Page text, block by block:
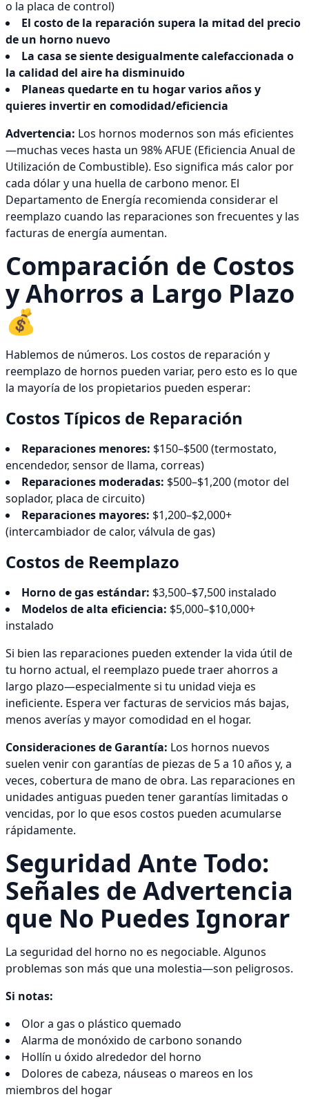
o la placa de control)
El costo de la reparación supera la mitad del precio
de un horno nuevo
La casa se siente desigualmente calefaccionada o
la calidad del aire ha disminuido
Planeas quedarte en tu hogar varios años y
quieres invertir en comodidad/eficiencia
Advertencia: Los hornos modernos son más eficientes
—muchas veces hasta un 98% AFUE (Eficiencia Anual de
Utilización de Combustible). Eso significa más calor por
cada dólar y una huella de carbono menor. El
Departamento de Energía recomienda considerar el
reemplazo cuando las reparaciones son frecuentes y las
facturas de energía aumentan.
Comparación de Costos
y Ahorros a Largo Plazo
💰
Hablemos de números. Los costos de reparación y
reemplazo de hornos pueden variar, pero esto es lo que
la mayoría de los propietarios pueden esperar:
Costos Típicos de Reparación
Reparaciones menores: $150–$500 (termostato,
encendedor, sensor de llama, correas)
Reparaciones moderadas: $500–$1,200 (motor del
soplador, placa de circuito)
Reparaciones mayores: $1,200–$2,000+
(intercambiador de calor, válvula de gas)
Costos de Reemplazo
Horno de gas estándar: $3,500–$7,500 instalado
Modelos de alta eficiencia: $5,000–$10,000+
instalado
Si bien las reparaciones pueden extender la vida útil de
tu horno actual, el reemplazo puede traer ahorros a
largo plazo—especialmente si tu unidad vieja es
ineficiente. Espera ver facturas de servicios más bajas,
menos averías y mayor comodidad en el hogar.
Consideraciones de Garantía: Los hornos nuevos
suelen venir con garantías de piezas de 5 a 10 años y, a
veces, cobertura de mano de obra. Las reparaciones en
unidades antiguas pueden tener garantías limitadas o
vencidas, por lo que esos costos pueden acumularse
rápidamente.
Seguridad Ante Todo:
Señales de Advertencia
que No Puedes Ignorar
La seguridad del horno no es negociable. Algunos
problemas son más que una molestia—son peligrosos.
Si notas:
Olor a gas o plástico quemado
Alarma de monóxido de carbono sonando
Hollín u óxido alrededor del horno
Dolores de cabeza, náuseas o mareos en los
miembros del hogar